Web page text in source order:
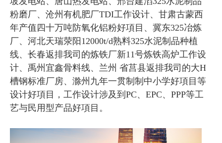
粉磨厂、沧州有机肥厂TDI工作设计、甘肃古蒙西
年产值四十万吨防氧化铝粉好項目、冀东325冶炼
厂、河北天瑞荥阳12000t/d熟料325水泥制品种植
线、长春返排我司的炼铁厂新11号炼铁高炉工作设
计、禹州宜鑫骨料线、兰州 省莒县返排我司的大H
槽钢标准厂房、滁州九年一贯制制中小学好項目等
设计好項目，工作设计涉及到PC、EPC、PPP等工
艺与民用型产品好項目。